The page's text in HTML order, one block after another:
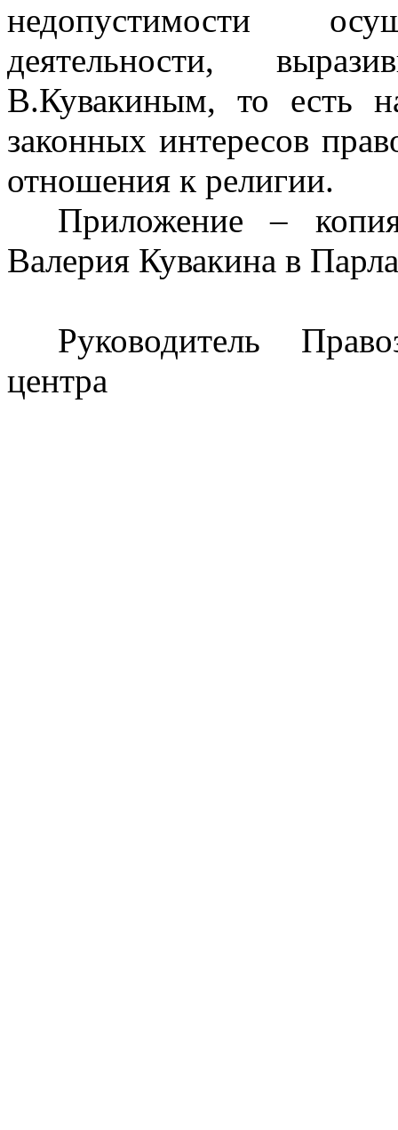
недопустимости
деятельности,
В.Кувакиным, то есть
законных интересов
отношения к религии.
Приложение –
Валерия Кувакина в
Руководитель
центра